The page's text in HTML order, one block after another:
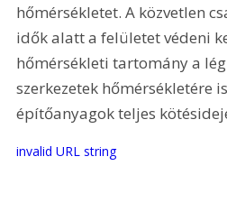
hőmérsékletet. A közvetlen
idők alatt a felületet védeni
hőmérsékleti tartomány a
szerkezetek hőmérsékletére
építőanyagok teljes
invalid URL string